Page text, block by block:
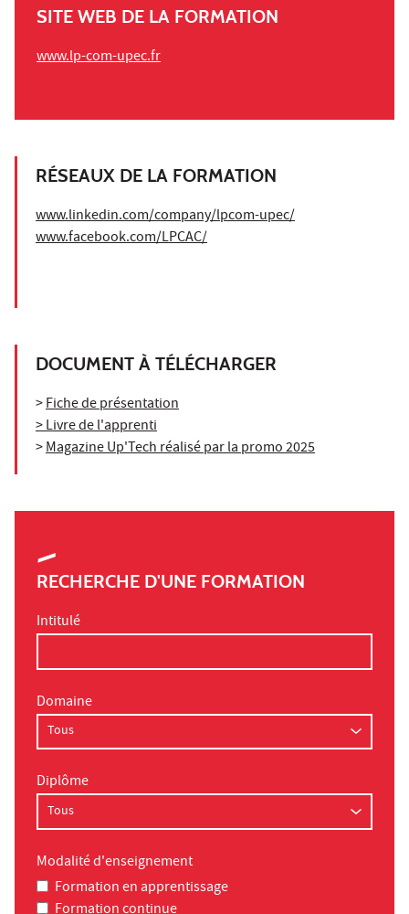
SITE WEB DE LA FORMATION
www.lp-com-upec.fr
RÉSEAUX DE LA FORMATION
www.linkedin.com/company/lpcom-upec/
www.facebook.com/LPCAC/
DOCUMENT À TÉLÉCHARGER
>Fiche de présentation
> Livre de l'apprenti
>Magazine Up'Tech réalisé par la promo 2025
RECHERCHE D'UNE FORMATION
Intitulé
Domaine
Diplôme
Modalité d'enseignement
Formation en apprentissage